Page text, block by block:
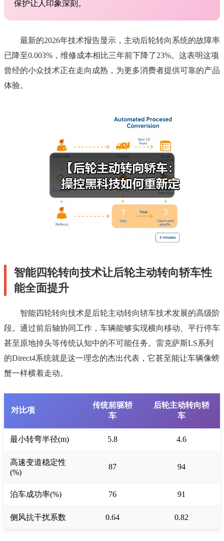
保护让人印象深刻。
最新的2026年技术报告显示，主动后轮转向系统的故障率
已降至0.003%，维修成本相比三年前下降了23%。这表明这项
曾经的小众技术正在走向成熟，为更多消费者提供可靠的产品
体验。
智能四轮转向技术让后轮主动转向轿车性
能全面提升
智能四轮转向技术是后轮主动转向轿车技术发展的高级阶
段。通过前后轴协同工作，车辆能够实现横向移动、平行停车
甚至原地掉头等传统认知中的不可能任务。雷克萨斯LS系列
的Direct4系统就是这一理念的杰出代表，它甚至能让车辆像螃
蟹一样横着走动。
对比项
传统前驱轿
车
后轮主动转向轿
车
最小转弯半径(m) 5.8 4.6
高速变道稳定性
(%)
87 94
泊车成功率(%) 76 91
侧风抗干扰系数 0.64 0.82